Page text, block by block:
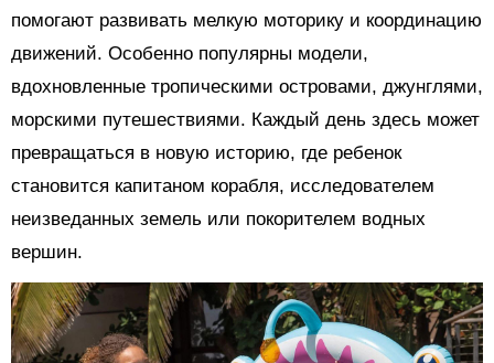
помогают развивать мелкую моторику и координацию
движений. Особенно популярны модели,
вдохновленные тропическими островами, джунглями,
морскими путешествиями. Каждый день здесь может
превращаться в новую историю, где ребенок
становится капитаном корабля, исследователем
неизведанных земель или покорителем водных
вершин.